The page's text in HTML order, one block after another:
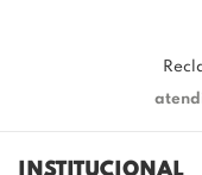
INSTITUCIONAL